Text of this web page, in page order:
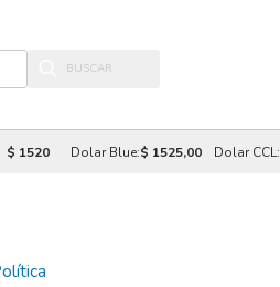
$ 1520 Dolar Blue:$ 1525,00 Dolar CCL: